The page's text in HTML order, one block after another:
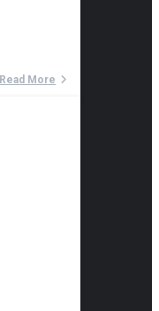
Read More